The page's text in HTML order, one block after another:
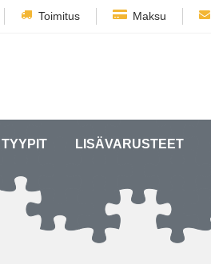
Toimitus Maksu
TYYPIT LISÄVARUSTEET